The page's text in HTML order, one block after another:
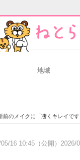
地域
メイクに「凄くキレイです
16 10:45（公開） 2026/